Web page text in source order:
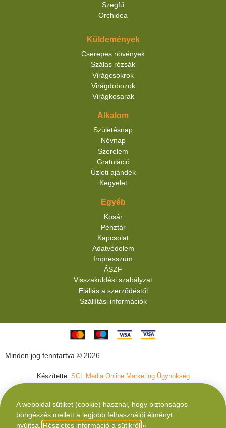
Szegfű
Orchidea
Küldemények
Cserepes növények
Szálas rózsák
Virágcsokrok
Virágdobozok
Virágkosarak
Alkalom
Születésnap
Névnap
Szerelem
Gratuláció
Üzleti ajándék
Kegyelet
Egyéb
Kosár
Pénztár
Kapcsolat
Adatvédelem
Impresszum
ÁSZF
Visszaküldési szabályzat
Elállás a szerződéstől
Szállítási információk
Minden jog fenntartva © 2026
Készítette: SCL Media Online Marketing Ügynökség
A weboldal sütiket (cookie) használ, hogy biztonságos
böngészés mellett a legjobb felhasználói élményt
nyújtsa. Részletes információ a sütikről »